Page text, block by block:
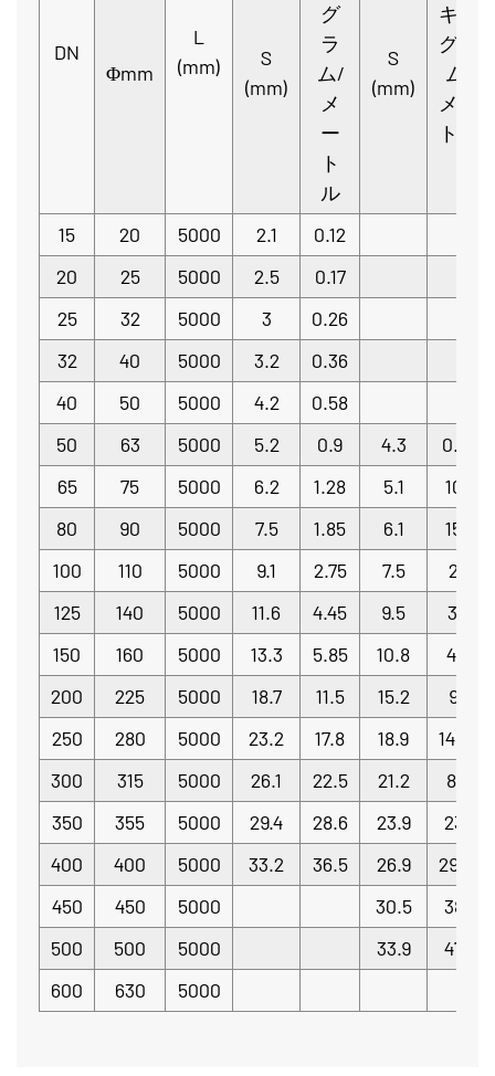
DN
L
(mm)
Φmm
S
(mm)
グ
ラ
ム/
メ
ー
ト
ル
S
(mm)
キロ
グラ
ム/
メー
トル
15 20 5000 2.1
0.12
20
25 5000 2.5
0.17
25
32 5000 3
0.26
32
40 5000 3.2
0.36
40
50 5000 4.2
0.58
50
63 5000 5.2 0.9 4.3
0.76
65
75 5000 6.2 1.28 5.1
107
80
90 5000 7.5 1.85 6.1
153
100
110 5000 9.1 2.75 7.5
23
125
140 5000 11.6 4.45 9.5
3.7
150
160 5000 13.3 5.85 10.8
4.8
200
225 5000 18.7 11.5 15.2
95
250
280 5000 23.2 17.8 18.9
14.72
300
315 5000 26.1 22.5 21.2
8.6
350
355 5000 29.4 28.6 23.9
236
400
400 5000 33.2 36.5 26.9
2994
450
450 5000 30.5
382
500
500 5000 33.9
472
600
630 5000